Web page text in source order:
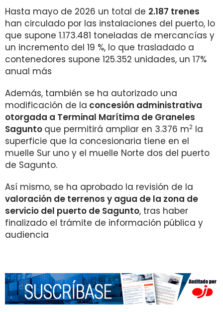
Hasta mayo de 2026 un total de 2.187 trenes
han circulado por las instalaciones del puerto, lo
que supone 1.173.481 toneladas de mercancías y
un incremento del 19 %, lo que trasladado a
contenedores supone 125.352 unidades, un 17%
anual más
Además, también se ha autorizado una
modificación de la concesión administrativa
otorgada a Terminal Marítima de Graneles
Sagunto que permitirá ampliar en 3.376 m2 la
superficie que la concesionaria tiene en el
muelle Sur uno y el muelle Norte dos del puerto
de Sagunto.
Así mismo, se ha aprobado la revisión de la
valoración de terrenos y agua de la zona de
servicio del puerto de Sagunto, tras haber
finalizado el trámite de información pública y
audiencia